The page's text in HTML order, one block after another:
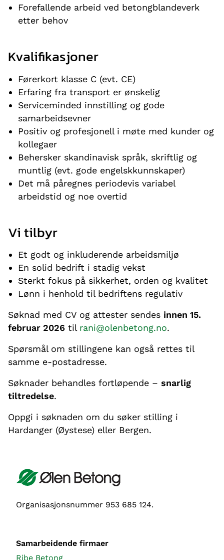
Forefallende arbeid ved betongblandeverk
etter behov
Kvalifikasjoner
Førerkort klasse C (evt. CE)
Erfaring fra transport er ønskelig
Serviceminded innstilling og gode
samarbeidsevner
Positiv og profesjonell i møte med kunder og
kollegaer
Behersker skandinavisk språk, skriftlig og
muntlig (evt. gode engelskkunnskaper)
Det må påregnes periodevis variabel
arbeidstid og noe overtid
Vi tilbyr
Et godt og inkluderende arbeidsmiljø
En solid bedrift i stadig vekst
Sterkt fokus på sikkerhet, orden og kvalitet
Lønn i henhold til bedriftens regulativ
Søknad med CV og attester sendes innen 15.
februar 2026 til rani@olenbetong.no.
Spørsmål om stillingene kan også rettes til
samme e-postadresse.
Søknader behandles fortløpende – snarlig
tiltredelse.
Oppgi i søknaden om du søker stilling i
Hardanger (Øystese) eller Bergen.
Organisasjonsnummer 953 685 124.
Samarbeidende firmaer
Ribe Betong